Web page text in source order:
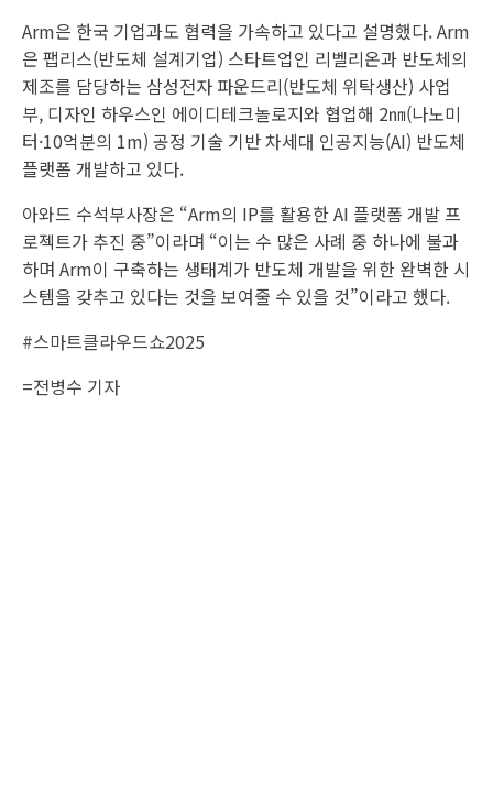
Arm은 한국 기업과도 협력을 가속하고 있다고 설명했다. Arm
은 팹리스(반도체 설계기업) 스타트업인 리벨리온과 반도체의
제조를 담당하는 삼성전자 파운드리(반도체 위탁생산) 사업
부, 디자인 하우스인 에이디테크놀로지와 협업해 2㎚(나노미
터·10억분의 1m) 공정 기술 기반 차세대 인공지능(AI) 반도체
플랫폼 개발하고 있다.
아와드 수석부사장은 “Arm의 IP를 활용한 AI 플랫폼 개발 프
로젝트가 추진 중”이라며 “이는 수 많은 사례 중 하나에 불과
하며 Arm이 구축하는 생태계가 반도체 개발을 위한 완벽한 시
스템을 갖추고 있다는 것을 보여줄 수 있을 것”이라고 했다.
#스마트클라우드쇼2025
=전병수 기자